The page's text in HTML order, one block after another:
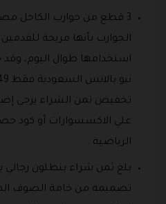
3 قطع من جوارب الكاحل
الجوارب بأنها مريحة
استخدامها طوال اليوم،
تخفيض ثمن الشراء يرجى
علي الاكسسوارات أو كود
الرياضية .
بلغ ثمن شراء بنطلون رجالي
تصميمه من خامة الصوف